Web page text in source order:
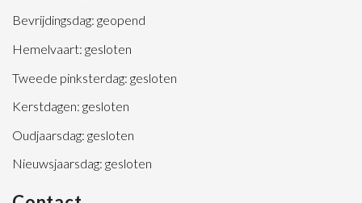
Bevrijdingsdag: geopend
Hemelvaart: gesloten
Tweede pinksterdag: gesloten
Kerstdagen: gesloten
Oudjaarsdag: gesloten
Nieuwsjaarsdag: gesloten